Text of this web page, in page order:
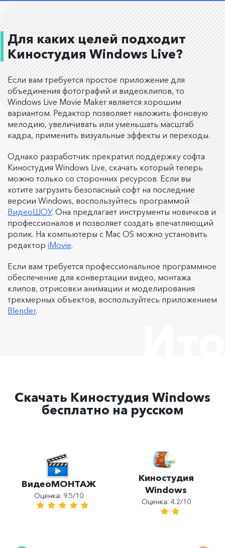
Для каких целей подходит
Киностудия Windows Live?
Если вам требуется простое приложение для
объединения фотографий и видеоклипов, то
Windows Live Movie Maker является хорошим
вариантом. Редактор позволяет наложить фоновую
мелодию, увеличивать или уменьшать масштаб
кадра, применить визуальные эффекты и переходы.
Однако разработчик прекратил поддержку софта
Киностудия Windows Live, скачать который теперь
можно только со сторонних ресурсов. Если вы
хотите загрузить безопасный софт на последние
версии Windows, воспользуйтесь программой
ВидеоШОУ. Она предлагает инструменты новичков и
профессионалов и позволяет создать впечатляющий
ролик. На компьютеры с Mac OS можно установить
редактор iMovie.
Если вам требуется профессиональное программное
обеспечение для конвертации видео, монтажа
клипов, отрисовки анимации и моделирования
трехмерных объектов, воспользуйтесь приложением
Blender.
Скачать Киностудия Windows
бесплатно на русском
ВидеоМОНТАЖ
Оценка: 9.5/10
Киностудия
Windows
Оценка: 4.2/10